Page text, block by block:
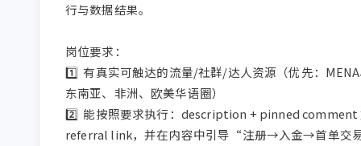
行与数据结果。
岗位要求：
1️⃣  有真实可触达的流量/社群/达人资源（优先：
东南亚、非洲、欧美华语圈）
2️⃣  能按照要求执行：description + pinned comment
referral link，并在内容中引导“注册→入金→首单交